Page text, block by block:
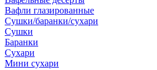
Вафли глазированные
Сушки/баранки/сухари
Сушки
Баранки
Сухари
Мини сухари